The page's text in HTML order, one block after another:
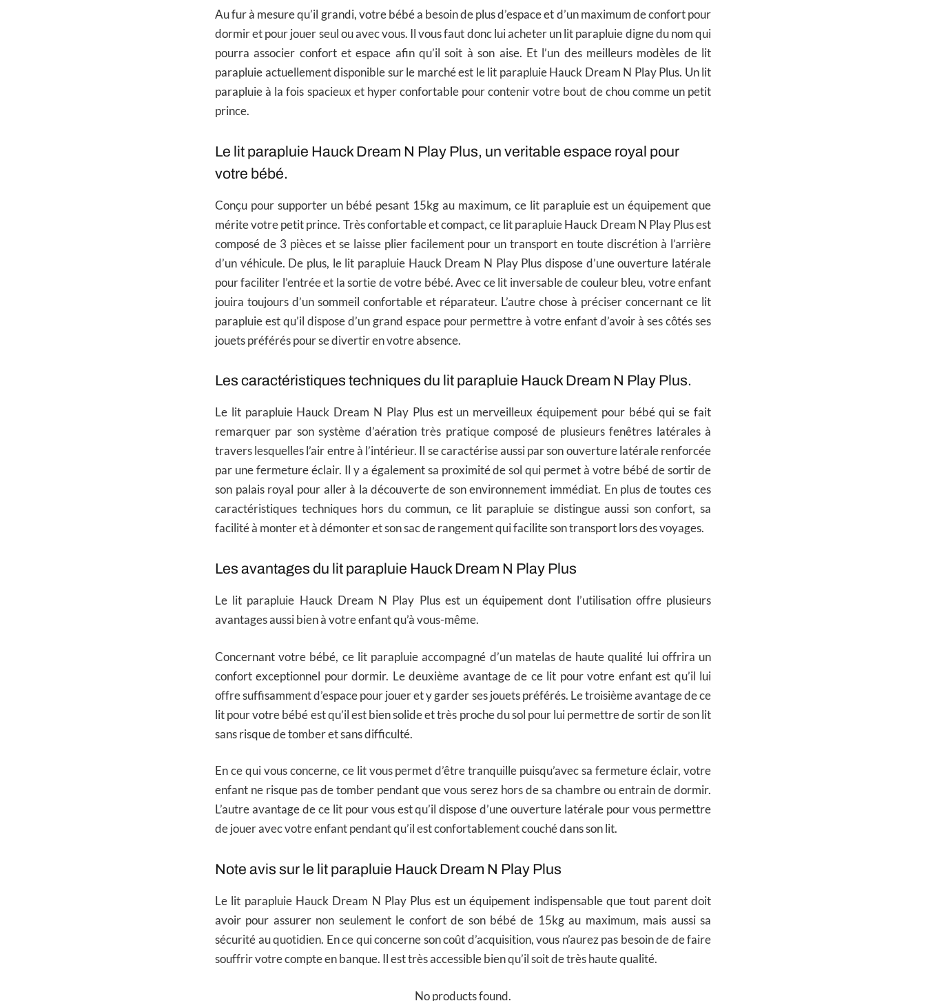
Au fur à mesure qu’il grandi, votre bébé a besoin de plus d’espace et d’un maximum de confort pour
dormir et pour jouer seul ou avec vous. Il vous faut donc lui acheter un lit parapluie digne du nom qui
pourra associer confort et espace afin qu’il soit à son aise. Et l’un des meilleurs modèles de lit
parapluie actuellement disponible sur le marché est le lit parapluie Hauck Dream N Play Plus. Un lit
parapluie à la fois spacieux et hyper confortable pour contenir votre bout de chou comme un petit
prince.
Le lit parapluie Hauck Dream N Play Plus, un veritable espace royal pour
votre bébé.
Conçu pour supporter un bébé pesant 15kg au maximum, ce lit parapluie est un équipement que
mérite votre petit prince. Très confortable et compact, ce lit parapluie Hauck Dream N Play Plus est
composé de 3 pièces et se laisse plier facilement pour un transport en toute discrétion à l’arrière
d’un véhicule. De plus, le lit parapluie Hauck Dream N Play Plus dispose d’une ouverture latérale
pour faciliter l’entrée et la sortie de votre bébé. Avec ce lit inversable de couleur bleu, votre enfant
jouira toujours d’un sommeil confortable et réparateur. L’autre chose à préciser concernant ce lit
parapluie est qu’il dispose d’un grand espace pour permettre à votre enfant d’avoir à ses côtés ses
jouets préférés pour se divertir en votre absence.
Les caractéristiques techniques du lit parapluie Hauck Dream N Play Plus.
Le lit parapluie Hauck Dream N Play Plus est un merveilleux équipement pour bébé qui se fait
remarquer par son système d’aération très pratique composé de plusieurs fenêtres latérales à
travers lesquelles l’air entre à l’intérieur. Il se caractérise aussi par son ouverture latérale renforcée
par une fermeture éclair. Il y a également sa proximité de sol qui permet à votre bébé de sortir de
son palais royal pour aller à la découverte de son environnement immédiat. En plus de toutes ces
caractéristiques techniques hors du commun, ce lit parapluie se distingue aussi son confort, sa
facilité à monter et à démonter et son sac de rangement qui facilite son transport lors des voyages.
Les avantages du lit parapluie Hauck Dream N Play Plus
Le lit parapluie Hauck Dream N Play Plus est un équipement dont l’utilisation offre plusieurs
avantages aussi bien à votre enfant qu’à vous-même.
Concernant votre bébé, ce lit parapluie accompagné d’un matelas de haute qualité lui offrira un
confort exceptionnel pour dormir. Le deuxième avantage de ce lit pour votre enfant est qu’il lui
offre suffisamment d’espace pour jouer et y garder ses jouets préférés. Le troisième avantage de ce
lit pour votre bébé est qu’il est bien solide et très proche du sol pour lui permettre de sortir de son lit
sans risque de tomber et sans difficulté.
En ce qui vous concerne, ce lit vous permet d’être tranquille puisqu’avec sa fermeture éclair, votre
enfant ne risque pas de tomber pendant que vous serez hors de sa chambre ou entrain de dormir.
L’autre avantage de ce lit pour vous est qu’il dispose d’une ouverture latérale pour vous permettre
de jouer avec votre enfant pendant qu’il est confortablement couché dans son lit.
Note avis sur le lit parapluie Hauck Dream N Play Plus
Le lit parapluie Hauck Dream N Play Plus est un équipement indispensable que tout parent doit
avoir pour assurer non seulement le confort de son bébé de 15kg au maximum, mais aussi sa
sécurité au quotidien. En ce qui concerne son coût d’acquisition, vous n’aurez pas besoin de de faire
souffrir votre compte en banque. Il est très accessible bien qu’il soit de très haute qualité.
No products found.